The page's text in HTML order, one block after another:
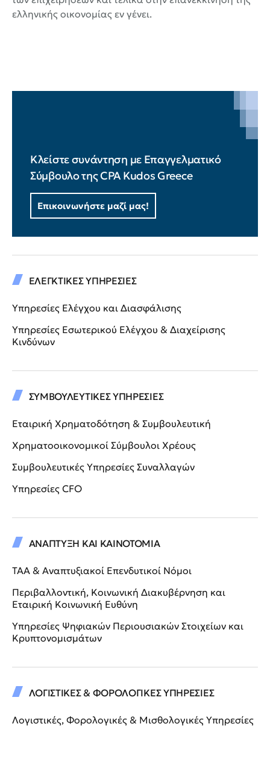
ελληνικής οικονομίας εν γένει.
Κλείστε συνάντηση με Επαγγελματικό
Σύμβουλο της CPA Kudos Greece
Επικοινωνήστε μαζί μας!
ΕΛΕΓΚΤΙΚΕΣ ΥΠΗΡΕΣΙΕΣ
Υπηρεσίες Ελέγχου και Διασφάλισης
Υπηρεσίες Εσωτερικού Ελέγχου & Διαχείρισης
Κινδύνων
ΣΥΜΒΟΥΛΕΥΤΙΚΕΣ ΥΠΗΡΕΣΙΕΣ
Εταιρική Χρηματοδότηση & Συμβουλευτική
Χρηματοοικονομικοί Σύμβουλοι Χρέους
Συμβουλευτικές Υπηρεσίες Συναλλαγών
Υπηρεσίες CFO
ΑΝΑΠΤΥΞΗ ΚΑΙ ΚΑΙΝΟΤΟΜΙΑ
ΤΑΑ & Αναπτυξιακοί Επενδυτικοί Νόμοι
Περιβαλλοντική, Κοινωνική Διακυβέρνηση και
Εταιρική Κοινωνική Ευθύνη
Υπηρεσίες Ψηφιακών Περιουσιακών Στοιχείων και
Κρυπτονομισμάτων
ΛΟΓΙΣΤΙΚΕΣ & ΦΟΡΟΛΟΓΙΚΕΣ ΥΠΗΡΕΣΙΕΣ
Λογιστικές, Φορολογικές & Μισθολογικές Υπηρεσίες